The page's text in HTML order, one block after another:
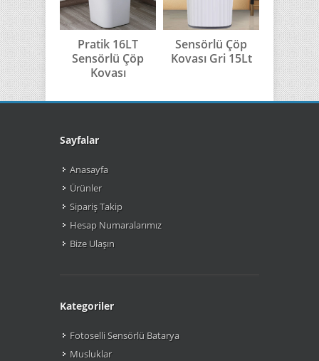
Pratik 16LT
Sensörlü Çöp
Kovası
Sensörlü Çöp
Kovası Gri 15Lt
Kovası
Sayfalar
Anasayfa
Ürünler
Sipariş Takip
Hesap Numaralarımız
Bize Ulaşın
Kategoriler
Fotoselli Sensörlü Batarya
Musluklar